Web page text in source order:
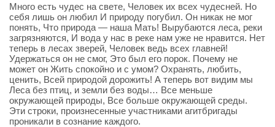
Много есть чудес на свете, Человек их всех чудесней. Но
себя лишь он любил И природу погубил. Он никак не мог
понять, Что природа — наша Мать! Вырубаются леса, реки
загрязняются, И вода у нас в реке нам уже не нравится. Нет
теперь в лесах зверей, Человек ведь всех главней!
Удержаться он не смог, Это был его порок. Почему не
может он Жить спокойно и с умом? Охранять, любить,
ценить, Всей природой дорожить! А теперь вот видим мы
Леса без птиц, и земли без воды… Все меньше
окружающей природы, Все больше окружающей среды.
Эти строки, произнесенные участниками агитбригады
проникали в сознание каждого.